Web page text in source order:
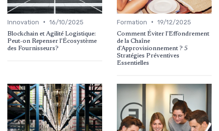
Innovation • 16/10/2025
Blockchain et Agilité Logistique:
Peut-on Repenser l'Écosystème
des Fournisseurs?
Formation • 19/12/2025
Comment Éviter l'Effondrement
de la Chaîne
d'Approvisionnement ? 5
Stratégies Préventives
Essentielles